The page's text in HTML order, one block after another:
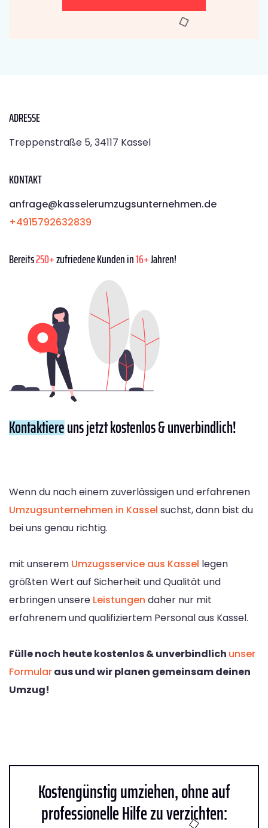
ADRESSE
Treppenstraße 5, 34117 Kassel
KONTAKT
anfrage@kasselerumzugsunternehmen.de
+4915792632839
Bereits250+zufriedene Kunden in16+Jahren!
Kontaktiereuns jetzt kostenlos & unverbindlich!
Wenn du nach einem zuverlässigen und erfahrenen
Umzugsunternehmen in Kassel suchst, dann bist du
bei uns genau richtig.
mit unserem Umzugsservice aus Kassel legen
größten Wert auf Sicherheit und Qualität und
erbringen unsere Leistungen daher nur mit
erfahrenem und qualifiziertem Personal aus Kassel.
Fülle noch heute kostenlos & unverbindlich unser
Formularaus und wir planen gemeinsam deinen
Umzug!
Kostengünstig umziehen, ohne auf
professionelle Hilfe zu verzichten: